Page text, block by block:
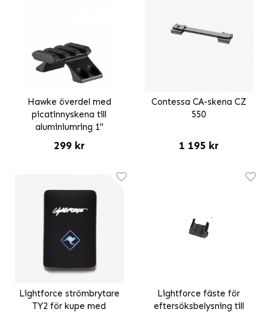
Hawke överdel med
picatinnyskena till
aluminiumring 1"
299 kr
Contessa CA-skena CZ
550
1 195 kr
Lightforce strömbrytare
TY2 för kupe med
Lightforce fäste för
eftersöksbelysning till